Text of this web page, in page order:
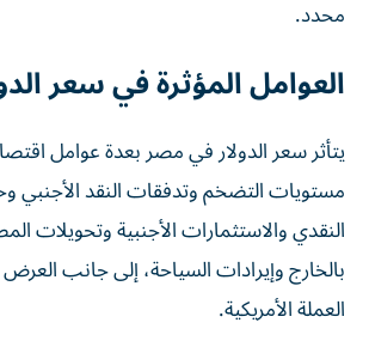
محدد.
العوامل المؤثرة في سعر
يتأثر سعر الدولار في مصر بعدة عوامل
مستويات التضخم وتدفقات النقد الأجنبي
النقدي والاستثمارات الأجنبية وتحويلات
بالخارج وإيرادات السياحة، إلى جانب
العملة الأمريكية.